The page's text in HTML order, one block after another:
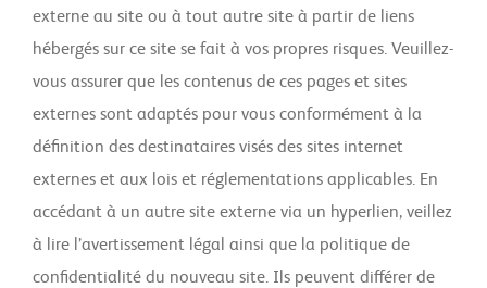
externe au site ou à tout autre site à partir de liens
hébergés sur ce site se fait à vos propres risques. Veuillez-
vous assurer que les contenus de ces pages et sites
externes sont adaptés pour vous conformément à la
définition des destinataires visés des sites internet
externes et aux lois et réglementations applicables. En
accédant à un autre site externe via un hyperlien, veillez
à lire l’avertissement légal ainsi que la politique de
confidentialité du nouveau site. Ils peuvent différer de